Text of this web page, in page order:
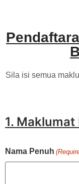
Sila isi semua
1. Maklumat
Nama Penuh